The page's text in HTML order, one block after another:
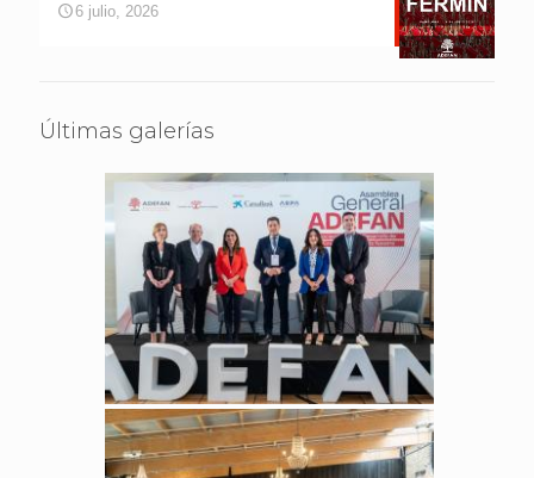
6 julio, 2026
Últimas galerías